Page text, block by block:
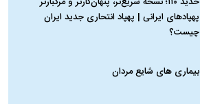
پهپادهای ایرانی | پهپاد انتحاری جدید ایران
چیست؟
بیماری‌ های شایع مردان